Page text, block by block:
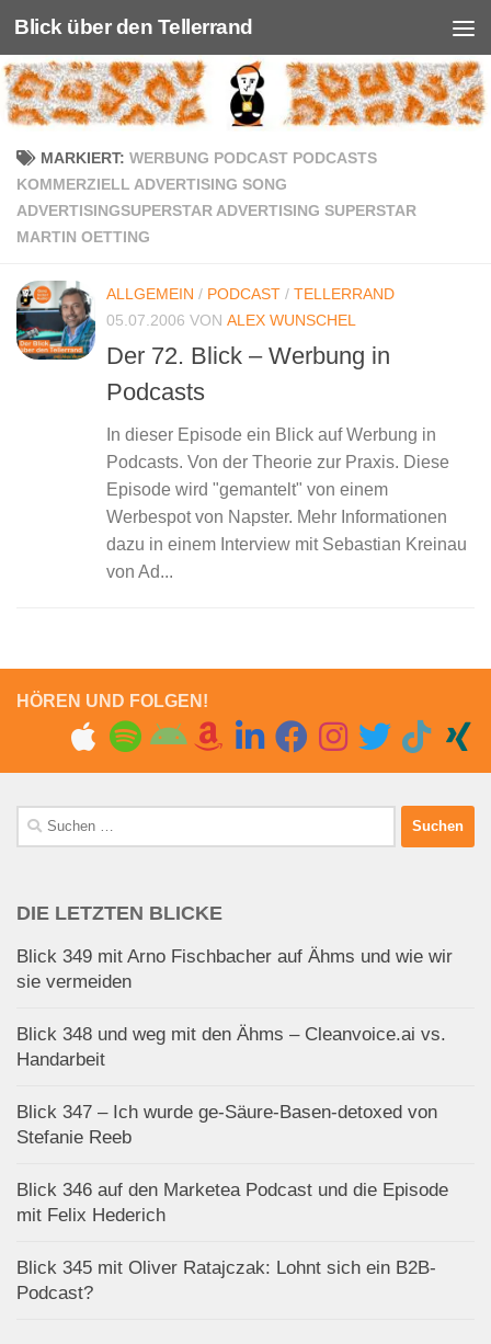
Unter dem Inhalt
Blick über den Tellerrand
MARKIERT: WERBUNG PODCAST PODCASTS
KOMMERZIELL ADVERTISING SONG
ADVERTISINGSUPERSTAR ADVERTISING SUPERSTAR
MARTIN OETTING
ALLGEMEIN / PODCAST / TELLERRAND
05.07.2006 VON ALEX WUNSCHEL
Der 72. Blick – Werbung in
Podcasts
In dieser Episode ein Blick auf Werbung in
Podcasts. Von der Theorie zur Praxis. Diese
Episode wird "gemantelt" von einem
Werbespot von Napster. Mehr Informationen
dazu in einem Interview mit Sebastian Kreinau
von Ad...
HÖREN UND FOLGEN!
Suchen
nach:
DIE LETZTEN BLICKE
Blick 349 mit Arno Fischbacher auf Ähms und wie wir
sie vermeiden
Blick 348 und weg mit den Ähms – Cleanvoice.ai vs.
Handarbeit
Blick 347 – Ich wurde ge-Säure-Basen-detoxed von
Stefanie Reeb
Blick 346 auf den Marketea Podcast und die Episode
mit Felix Hederich
Blick 345 mit Oliver Ratajczak: Lohnt sich ein B2B-
Podcast?